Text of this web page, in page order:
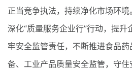
正当竞争执法，持续净化市场环境
深化“质量服务企业行”行动，提
牢安全监管责任，不断推进食品
备、工业产品质量安全监管，守住